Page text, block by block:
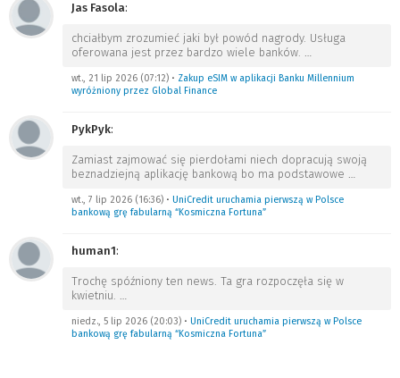
Jas Fasola:
chciałbym zrozumieć jaki był powód nagrody. Usługa
oferowana jest przez bardzo wiele banków. …
wt., 21 lip 2026 (07:12) • Zakup eSIM w aplikacji Banku Millennium
wyróżniony przez Global Finance
PykPyk:
Zamiast zajmować się pierdołami niech dopracują swoją
beznadziejną aplikację bankową bo ma podstawowe …
wt., 7 lip 2026 (16:36) • UniCredit uruchamia pierwszą w Polsce
bankową grę fabularną “Kosmiczna Fortuna”
human1:
Trochę spóźniony ten news. Ta gra rozpoczęła się w
kwietniu. …
niedz., 5 lip 2026 (20:03) • UniCredit uruchamia pierwszą w Polsce
bankową grę fabularną “Kosmiczna Fortuna”